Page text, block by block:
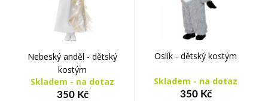
Nebeský anděl - dětský
kostým
Skladem - na dotaz
350 Kč
Oslík - dětský kostým
Skladem - na dotaz
350 Kč